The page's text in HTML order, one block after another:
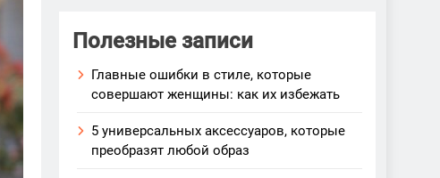
Полезные записи
Главные ошибки в стиле, которые
совершают женщины: как их избежать
5 универсальных аксессуаров, которые
преобразят любой образ